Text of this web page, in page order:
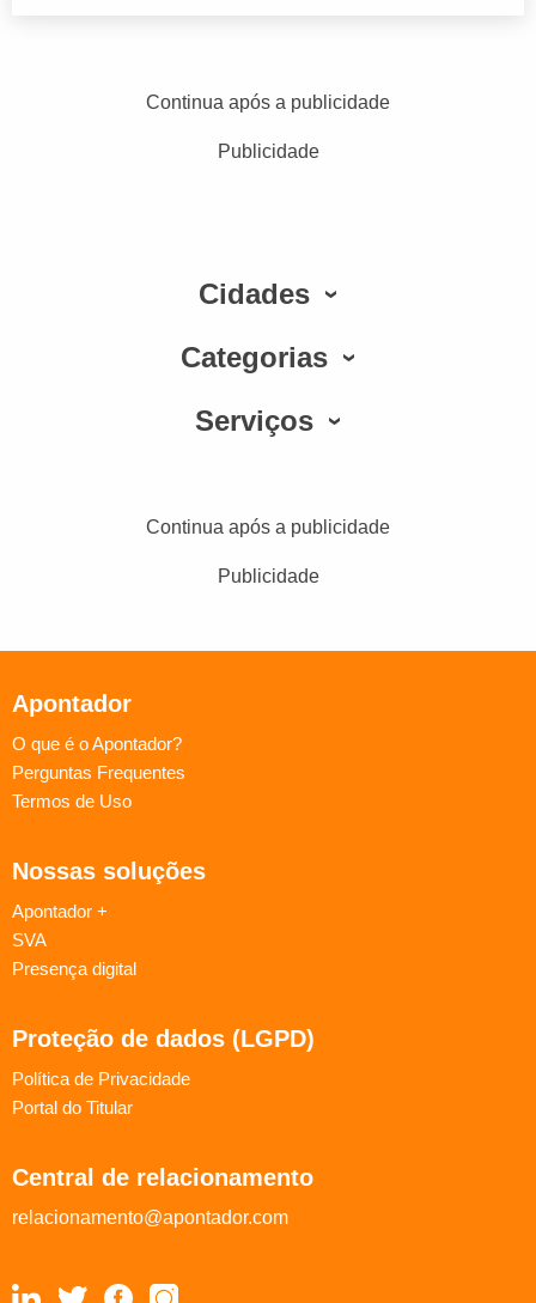
Continua após a publicidade
Publicidade
Cidades
Categorias
Serviços
Continua após a publicidade
Publicidade
Apontador
O que é o Apontador?
Perguntas Frequentes
Termos de Uso
Nossas soluções
Apontador +
SVA
Presença digital
Proteção de dados (LGPD)
Política de Privacidade
Portal do Titular
Central de relacionamento
relacionamento@apontador.com